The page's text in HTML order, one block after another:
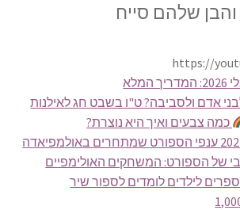
שלהם סייח
https://
אדם ולסביבה? ט"ו בשבט חג לאילנות
כמה צבעים ואיך היא נוצרת?
אולימפיאדת פריז 2024 ענפי הספורט שמתחרים באולמפיאדה
של הספורט: המשחקים האולימפיים
לילדים לומדים לספור שיר